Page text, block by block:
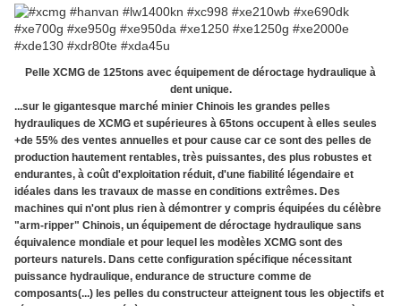
Pelle XCMG de 125tons avec équipement de déroctage hydraulique à
dent unique.
...sur le gigantesque marché minier Chinois les grandes pelles
hydrauliques de XCMG et supérieures à 65tons occupent à elles seules
+de 55% des ventes annuelles et pour cause car ce sont des pelles de
production hautement rentables, très puissantes, des plus robustes et
endurantes, à coût d'exploitation réduit, d'une fiabilité légendaire et
idéales dans les travaux de masse en conditions extrêmes. Des
machines qui n'ont plus rien à démontrer y compris équipées du célèbre
"arm-ripper" Chinois, un équipement de déroctage hydraulique sans
équivalence mondiale et pour lequel les modèles XCMG sont des
porteurs naturels. Dans cette configuration spécifique nécessitant
puissance hydraulique, endurance de structure comme de
composants(...) les pelles du constructeur atteignent tous les objectifs et